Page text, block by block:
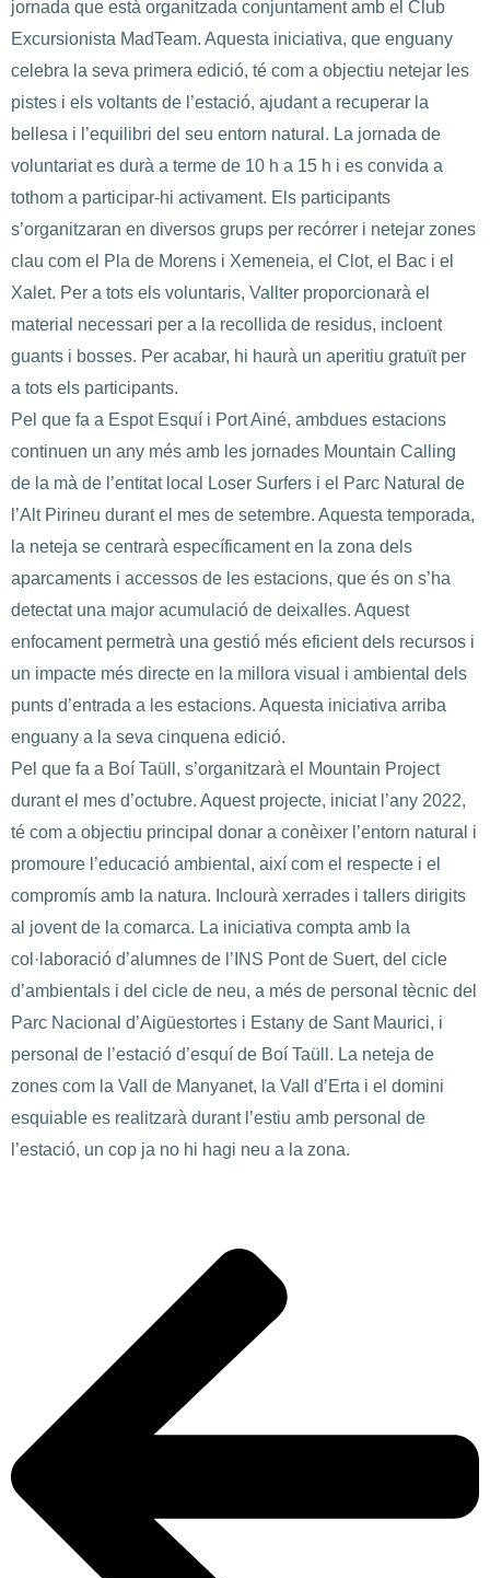
jornada que està organitzada conjuntament amb el Club
Excursionista MadTeam. Aquesta iniciativa, que enguany
celebra la seva primera edició, té com a objectiu netejar les
pistes i els voltants de l’estació, ajudant a recuperar la
bellesa i l’equilibri del seu entorn natural. La jornada de
voluntariat es durà a terme de 10 h a 15 h i es convida a
tothom a participar-hi activament. Els participants
s’organitzaran en diversos grups per recórrer i netejar zones
clau com el Pla de Morens i Xemeneia, el Clot, el Bac i el
Xalet. Per a tots els voluntaris, Vallter proporcionarà el
material necessari per a la recollida de residus, incloent
guants i bosses. Per acabar, hi haurà un aperitiu gratuït per
a tots els participants.
Pel que fa a Espot Esquí i Port Ainé, ambdues estacions
continuen un any més amb les jornades Mountain Calling
de la mà de l’entitat local Loser Surfers i el Parc Natural de
l’Alt Pirineu durant el mes de setembre. Aquesta temporada,
la neteja se centrarà específicament en la zona dels
aparcaments i accessos de les estacions, que és on s’ha
detectat una major acumulació de deixalles. Aquest
enfocament permetrà una gestió més eficient dels recursos i
un impacte més directe en la millora visual i ambiental dels
punts d’entrada a les estacions. Aquesta iniciativa arriba
enguany a la seva cinquena edició.
Pel que fa a Boí Taüll, s’organitzarà el Mountain Project
durant el mes d’octubre. Aquest projecte, iniciat l’any 2022,
té com a objectiu principal donar a conèixer l’entorn natural i
promoure l’educació ambiental, així com el respecte i el
compromís amb la natura. Inclourà xerrades i tallers dirigits
al jovent de la comarca. La iniciativa compta amb la
col·laboració d’alumnes de l’INS Pont de Suert, del cicle
d’ambientals i del cicle de neu, a més de personal tècnic del
Parc Nacional d’Aigüestortes i Estany de Sant Maurici, i
personal de l’estació d’esquí de Boí Taüll. La neteja de
zones com la Vall de Manyanet, la Vall d’Erta i el domini
esquiable es realitzarà durant l’estiu amb personal de
l’estació, un cop ja no hi hagi neu a la zona.